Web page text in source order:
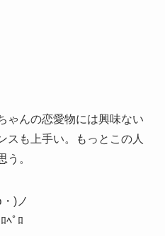
ゃんの恋愛物には興味ない
も上手い。もっとこの人
う。
)ノ
ﾍﾟﾛ